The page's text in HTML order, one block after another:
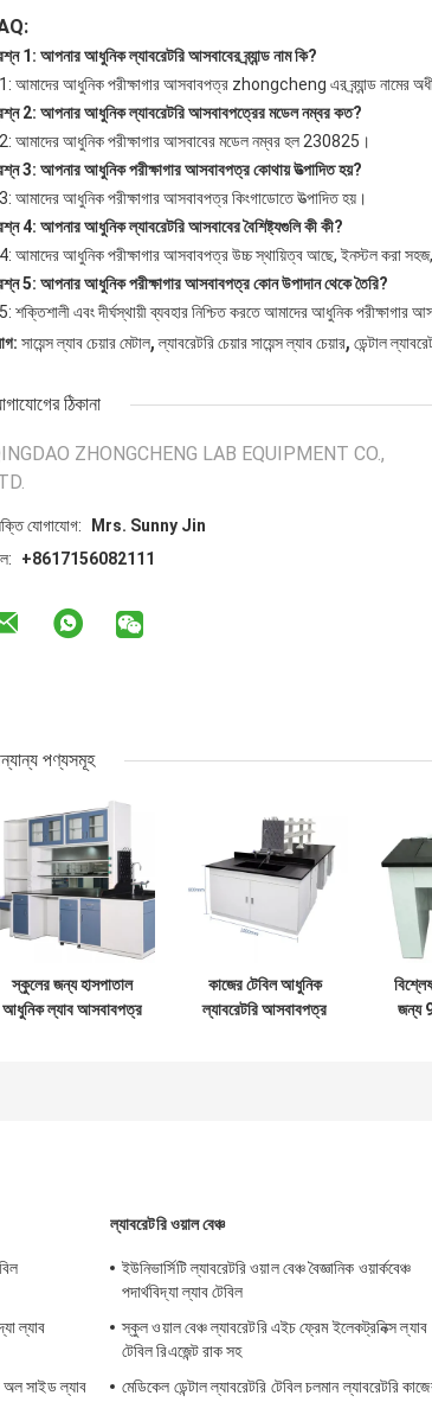
1: আপনার আধুনিক ল্যাবরেটরি আসবাবের ব্র্যান্ড নাম কি?
আমাদের আধুনিক পরীক্ষাগার আসবাবপত্র zhongcheng এর ব্র্যান্ড নামের
2: আপনার আধুনিক ল্যাবরেটরি আসবাবপত্রের মডেল নম্বর কত?
আমাদের আধুনিক পরীক্ষাগার আসবাবের মডেল নম্বর হল 230825।
3: আপনার আধুনিক পরীক্ষাগার আসবাবপত্র কোথায় উত্পাদিত হয়?
আমাদের আধুনিক পরীক্ষাগার আসবাবপত্র কিংগাডোতে উত্পাদিত হয়।
4: আপনার আধুনিক ল্যাবরেটরি আসবাবের বৈশিষ্ট্যগুলি কী কী?
আমাদের আধুনিক পরীক্ষাগার আসবাবপত্র উচ্চ স্থায়িত্ব আছে, ইনস্টল করা
5: আপনার আধুনিক পরীক্ষাগার আসবাবপত্র কোন উপাদান থেকে তৈরি?
শক্তিশালী এবং দীর্ঘস্থায়ী ব্যবহার নিশ্চিত করতে আমাদের আধুনিক পরীক্ষাগার
সায়েন্স ল্যাব চেয়ার মেটাল, ল্যাবরেটরি চেয়ার সায়েন্স ল্যাব চেয়ার, ডেন্টাল
ঠিকানা
ZHONGCHENG LAB EQUIPMENT CO.,
যোগাযোগ:
Mrs. Sunny Jin
+8617156082111
পণ্যসমূহ
স্কুলের জন্য হাসপাতাল
আধুনিক ল্যাব আসবাবপত্র
কাজের টেবিল আধুনিক
ল্যাবরেটরি আসবাবপত্র
জন্য
ল্যাব
অল সাইড ল্যাব
ল্যাবরেটরি ওয়াল বেঞ্চ
ইউনিভার্সিটি ল্যাবরেটরি ওয়াল বেঞ্চ বৈজ্ঞানিক ওয়ার্কবেঞ্চ
পদার্থবিদ্যা ল্যাব টেবিল
স্কুল ওয়াল বেঞ্চ ল্যাবরেটরি এইচ ফ্রেম ইলেকট্রনিক্স ল্যাব
টেবিল রিএজেন্ট রাক সহ
মেডিকেল ডেন্টাল ল্যাবরেটরি টেবিল চলমান ল্যাবরেটরি